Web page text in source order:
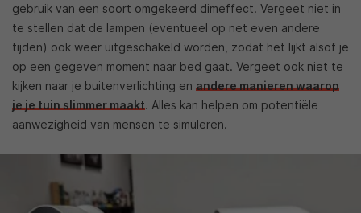
gebruik van een soort omgekeerd dimeffect. Vergeet niet in
te stellen dat de lampen (eventueel op net even andere
tijden) ook weer uitgeschakeld worden, zodat het lijkt alsof je
op een gegeven moment naar bed gaat. Vergeet ook niet te
kijken naar je buitenverlichting en andere manieren waarop
je je tuin slimmer maakt. Alles kan helpen om potentiële
aanwezigheid van mensen te simuleren.